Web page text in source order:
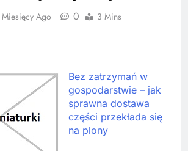
Ago 0 3 Mins
Bez zatrzymań w
gospodarstwie – jak
sprawna dostawa
części przekłada się
na plony